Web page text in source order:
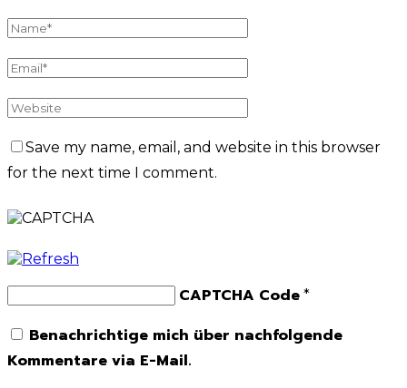
Save my name, email, and website in this browser
for the next time I comment.
CAPTCHA Code *
Benachrichtige mich über nachfolgende
Kommentare via E-Mail.